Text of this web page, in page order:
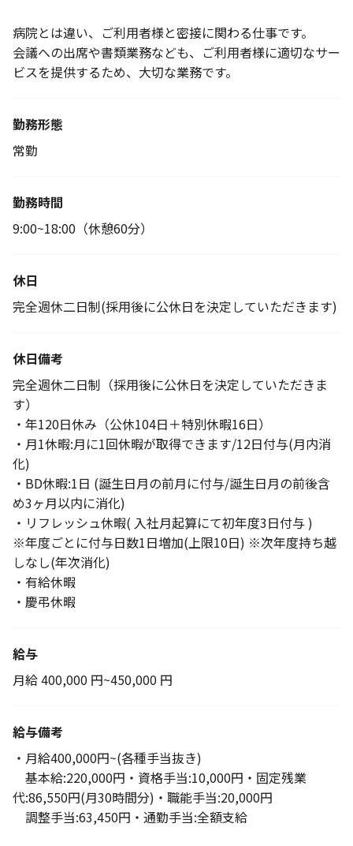
病院とは違い、ご利用者様と密接に関わる仕事です。
会議への出席や書類業務なども、ご利用者様に適切なサー
ビスを提供するため、大切な業務です。
勤務形態
常勤
勤務時間
9:00~18:00（休憩60分）
休日
完全週休二日制(採用後に公休日を決定していただきます)
休日備考
完全週休二日制（採用後に公休日を決定していただきま
す）
・年120日休み（公休104日＋特別休暇16日）
・月1休暇:月に1回休暇が取得できます/12日付与(月内消
化)
・BD休暇:1日 (誕生日月の前月に付与/誕生日月の前後含
め3ヶ月以内に消化)
・リフレッシュ休暇( 入社月起算にて初年度3日付与 )
※年度ごとに付与日数1日増加(上限10日) ※次年度持ち越
しなし(年次消化)
・有給休暇
・慶弔休暇
給与
月給 400,000 円~450,000 円
給与備考
・月給400,000円~(各種手当抜き)
基本給:220,000円・資格手当:10,000円・固定残業
代:86,550円(月30時間分)・職能手当:20,000円
調整手当:63,450円・通勤手当:全額支給